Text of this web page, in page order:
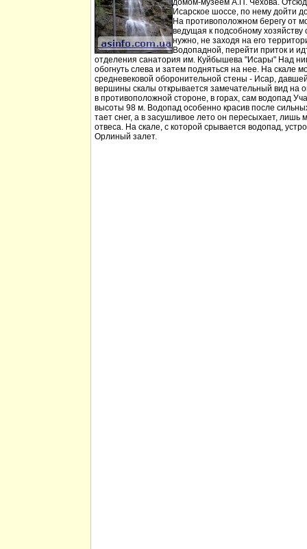
домом-музеем А.П. Чехова.
Исарское шоссе, по нему дойти
На противоположном берегу от
ведущая к подсобному
нужно, не заходя на его
Водопадной, перейти приток и
отделения санатория им. Куйбышева "Исары" Над
обогнуть слева и затем подняться на нее. На скале
средневековой оборонительной стены - Исар,
вершины скалы открывается замечательный вид на
в противоположной стороне, в горах, сам водопад
высоты 98 м. Водопад особенно красив после
тает снег, а в засушливое лето он пересыхает, лишь
отвеса. На скале, с которой срывается водопад,
Орлиный залет.